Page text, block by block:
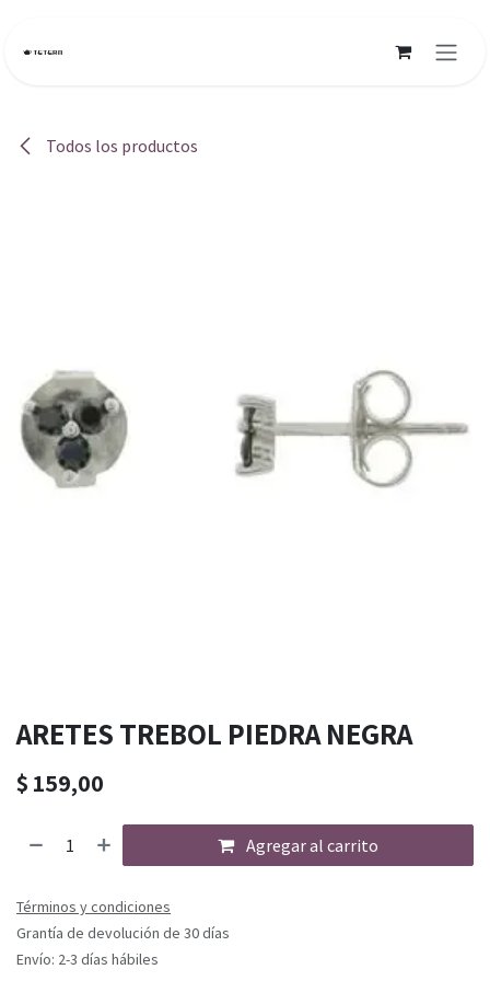
Todos los productos
ARETES TREBOL PIEDRA NEGRA
$ 159,00
Agregar al carrito
Términos y condiciones
Grantía de devolución de 30 días
Envío: 2-3 días hábiles